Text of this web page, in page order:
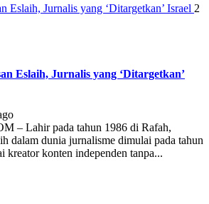
Eslaih, Jurnalis yang ‘Ditargetkan’ Israel 2
Eslaih, Jurnalis yang ‘Ditargetkan’
– Lahir pada tahun 1986 di Rafah,
dalam dunia jurnalisme dimulai pada tahun
kreator konten independen tanpa...